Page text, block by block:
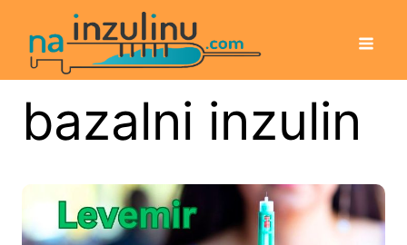
bazalni inzulin